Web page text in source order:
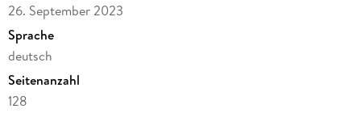
26. September 2023
Sprache
deutsch
Seitenanzahl
128